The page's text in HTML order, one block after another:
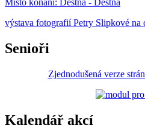
Místo konání: Deštná - Deštná
výstava fotografií Petry Slipkové na
Senioři
Zjednodušená verze
Kalendář akcí